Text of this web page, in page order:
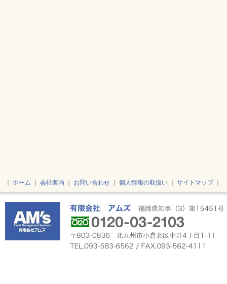
ホーム 会社案内 お問い合わせ 個人情報の取扱い サイトマップ｜